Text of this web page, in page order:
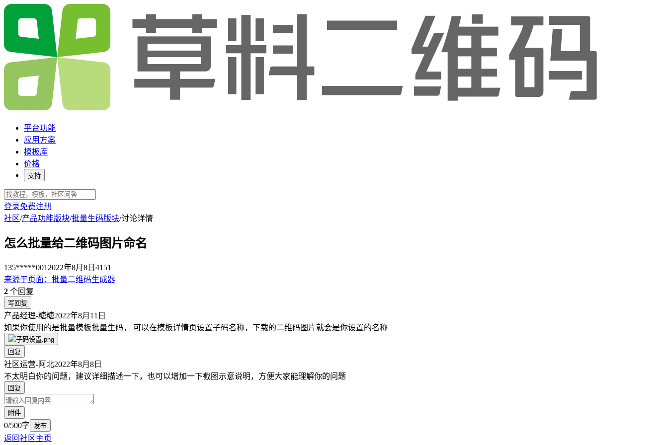
平台功能
应用方案
模板库
价格
支持
登录免费注册
社区/产品功能版块/批量生码版块/讨论详情
怎么批量给二维码图片命名
135*****001 2022年8月8日 4151
来源于页面 ： 批量二维码生成器
2 个回复
写回复
产品经理-糖糖2022年8月11日
如果你使用的是批量模板批量生码， 可以在模板详情页设置子码名称，下载的二维码图片就会是你设置的名称
回复
社区运营-阿北2022年8月8日
不太明白你的问题，建议详细描述一下，也可以增加一下截图示意说明，方便大家能理解你的问题
回复
附件
0/500字 发布
返回社区主页